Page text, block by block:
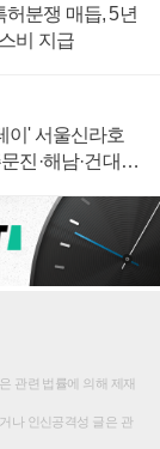
분쟁 매듭, 5년
비 지급
이' 서울신라호
진·해남·건대로
관련 법률에 의해 제재
나 인신공격성 글은 관